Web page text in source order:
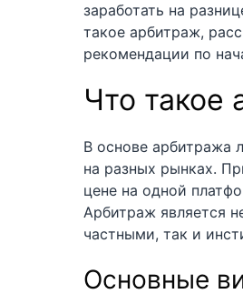
заработать на
такое арбитраж,
рекомендации по
Что такое
В основе арбитража
на разных рынках.
цене на одной
Арбитраж является
частными, так и
Основные